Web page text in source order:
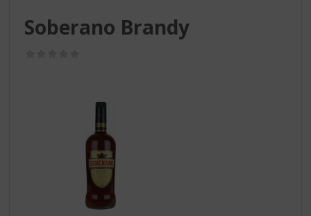
Soberano Brandy